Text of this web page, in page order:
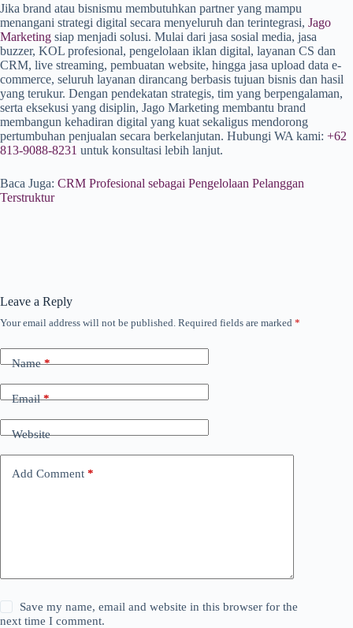
Jika brand atau bisnismu membutuhkan partner yang mampu
menangani strategi digital secara menyeluruh dan terintegrasi, Jago
Marketing siap menjadi solusi. Mulai dari jasa sosial media, jasa
buzzer, KOL profesional, pengelolaan iklan digital, layanan CS dan
CRM, live streaming, pembuatan website, hingga jasa upload data e-
commerce, seluruh layanan dirancang berbasis tujuan bisnis dan hasil
yang terukur. Dengan pendekatan strategis, tim yang berpengalaman,
serta eksekusi yang disiplin, Jago Marketing membantu brand
membangun kehadiran digital yang kuat sekaligus mendorong
pertumbuhan penjualan secara berkelanjutan. Hubungi WA kami: +62
813-9088-8231 untuk konsultasi lebih lanjut.
Baca Juga: CRM Profesional sebagai Pengelolaan Pelanggan
Terstruktur
Leave a Reply
Your email address will not be published. Required fields are marked *
Name*
Email*
Website
Add Comment *
Save my name, email and website in this browser for the
next time I comment.